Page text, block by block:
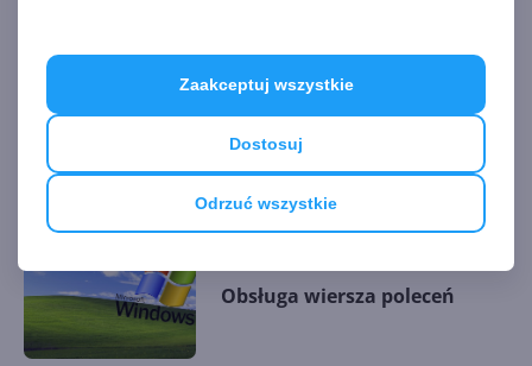
Odrzuć wszystkie
Dostosuj
Zaakceptuj wszystkie
ARTYKUŁY Z KATEGORII ARTYKUŁY O
WINDOWS XP
Obsługa wiersza poleceń